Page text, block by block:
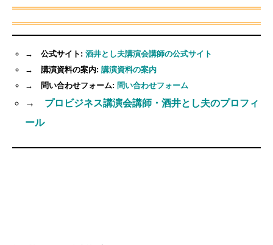
→ 公式サイト: 酒井とし夫講演会講師の公式サイト
→ 講演資料の案内: 講演資料の案内
→ 問い合わせフォーム: 問い合わせフォーム
→ プロビジネス講演会講師・酒井とし夫のプロフィ
ール